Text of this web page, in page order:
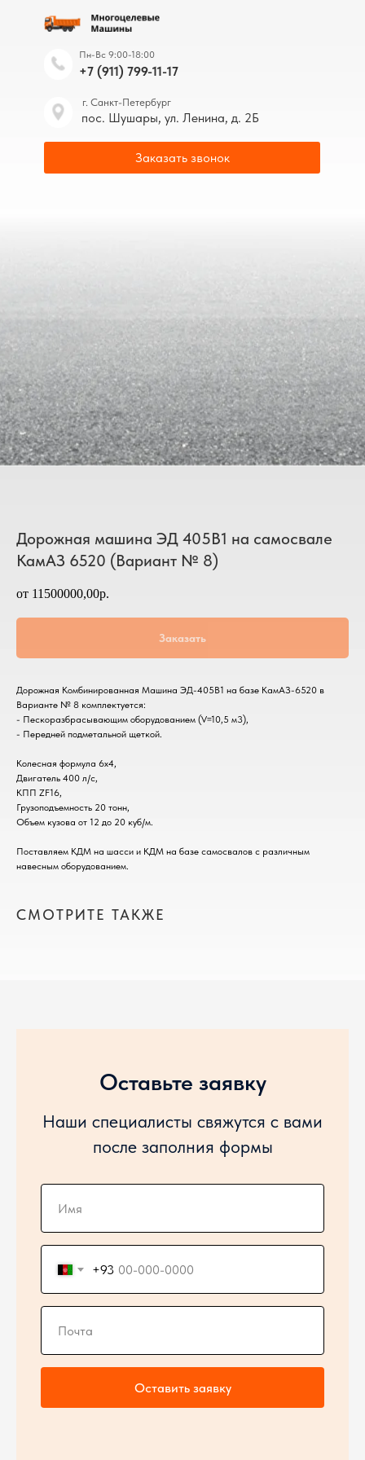
+7 (911) 799-11-17
Пн-Вс 9:00-18:00
Заказать звонок
пос. Шушары, ул. Ленина, д. 2Б
г. Санкт-Петербург
Дорожная машина ЭД 405В1 на самосвале
КамАЗ 6520 (Вариант № 8)
от 11500000,00р.
Заказать
Дорожная Комбинированная Машина ЭД-405В1 на базе КамАЗ-6520 в
Варианте № 8 комплектуется:
- Пескоразбрасывающим оборудованием (V=10,5 м3),
- Передней подметальной щеткой.
Колесная формула 6х4,
Двигатель 400 л/с,
КПП ZF16,
Грузоподъемность 20 тонн,
Объем кузова от 12 до 20 куб/м.
Поставляем КДМ на шасси и КДМ на базе самосвалов с различным
навесным оборудованием.
СМОТРИТЕ ТАКЖЕ
Оставьте заявку
Наши специалисты свяжутся с вами
после заполния формы
+93
Оставить заявку